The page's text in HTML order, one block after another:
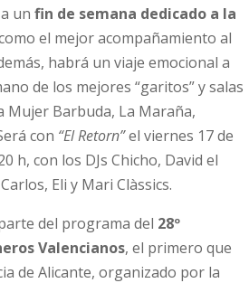
un fin de semana dedicado a la
el mejor acompañamiento al
habrá un viaje emocional a
de los mejores “garitos” y salas
Mujer Barbuda, La Maraña,
con “El Retorn”el viernes 17 de
h, con los DJs Chicho, David el
Eli y Mari Clàssics.
del programa del 28º
Valencianos, el primero que
de Alicante, organizado por la